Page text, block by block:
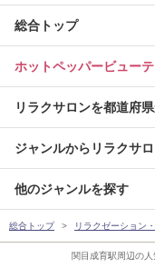
関目成育駅周辺の
総合トップ
ホットペッパービュー
リラクサロンを都道府
ジャンルからリラクサ
他のジャンルを探す
総合トップ リラクゼーション